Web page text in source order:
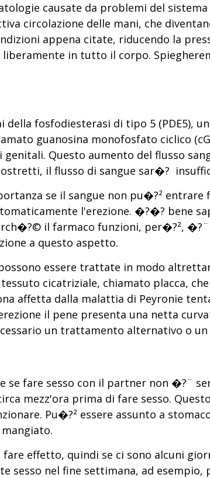
causate da problemi del
circolazione delle mani, che
appena citate, riducendo la
in tutto il corpo.
fosfodiesterasi di tipo 5 (PDE5),
guanosina monofosfato ciclico
Questo aumento del flusso
il flusso di sangue sar�?
se il sangue non pu�?² entrare
l'erezione. �?�? bene
il farmaco funzioni, per�?², �?¨
a questo aspetto.
essere trattate in modo
cicatriziale, chiamato placca,
affetta dalla malattia di Peyronie
il pene presenta una netta
un trattamento alternativo o
se fare sesso con il partner non �?¨
mezz'ora prima di fare sesso.
Pu�?² essere assunto a
effetto, quindi se ci sono alcuni
nel fine settimana, ad esempio,